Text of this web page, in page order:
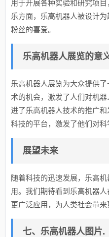
用于开展各种实验和研究项
乐方面，乐高机器人被设计
粉丝的喜爱。
乐高机器人展览的意
乐高机器人展览为大众提供
术的机会，激发了人们对机
进了乐高机器人技术的推广
科技的平台，激发了他们对科
展望未来
随着科技的迅速发展，乐高
用。我们期待看到乐高机器
更广泛应用，为人类社会带来
七、乐高机器人图片.